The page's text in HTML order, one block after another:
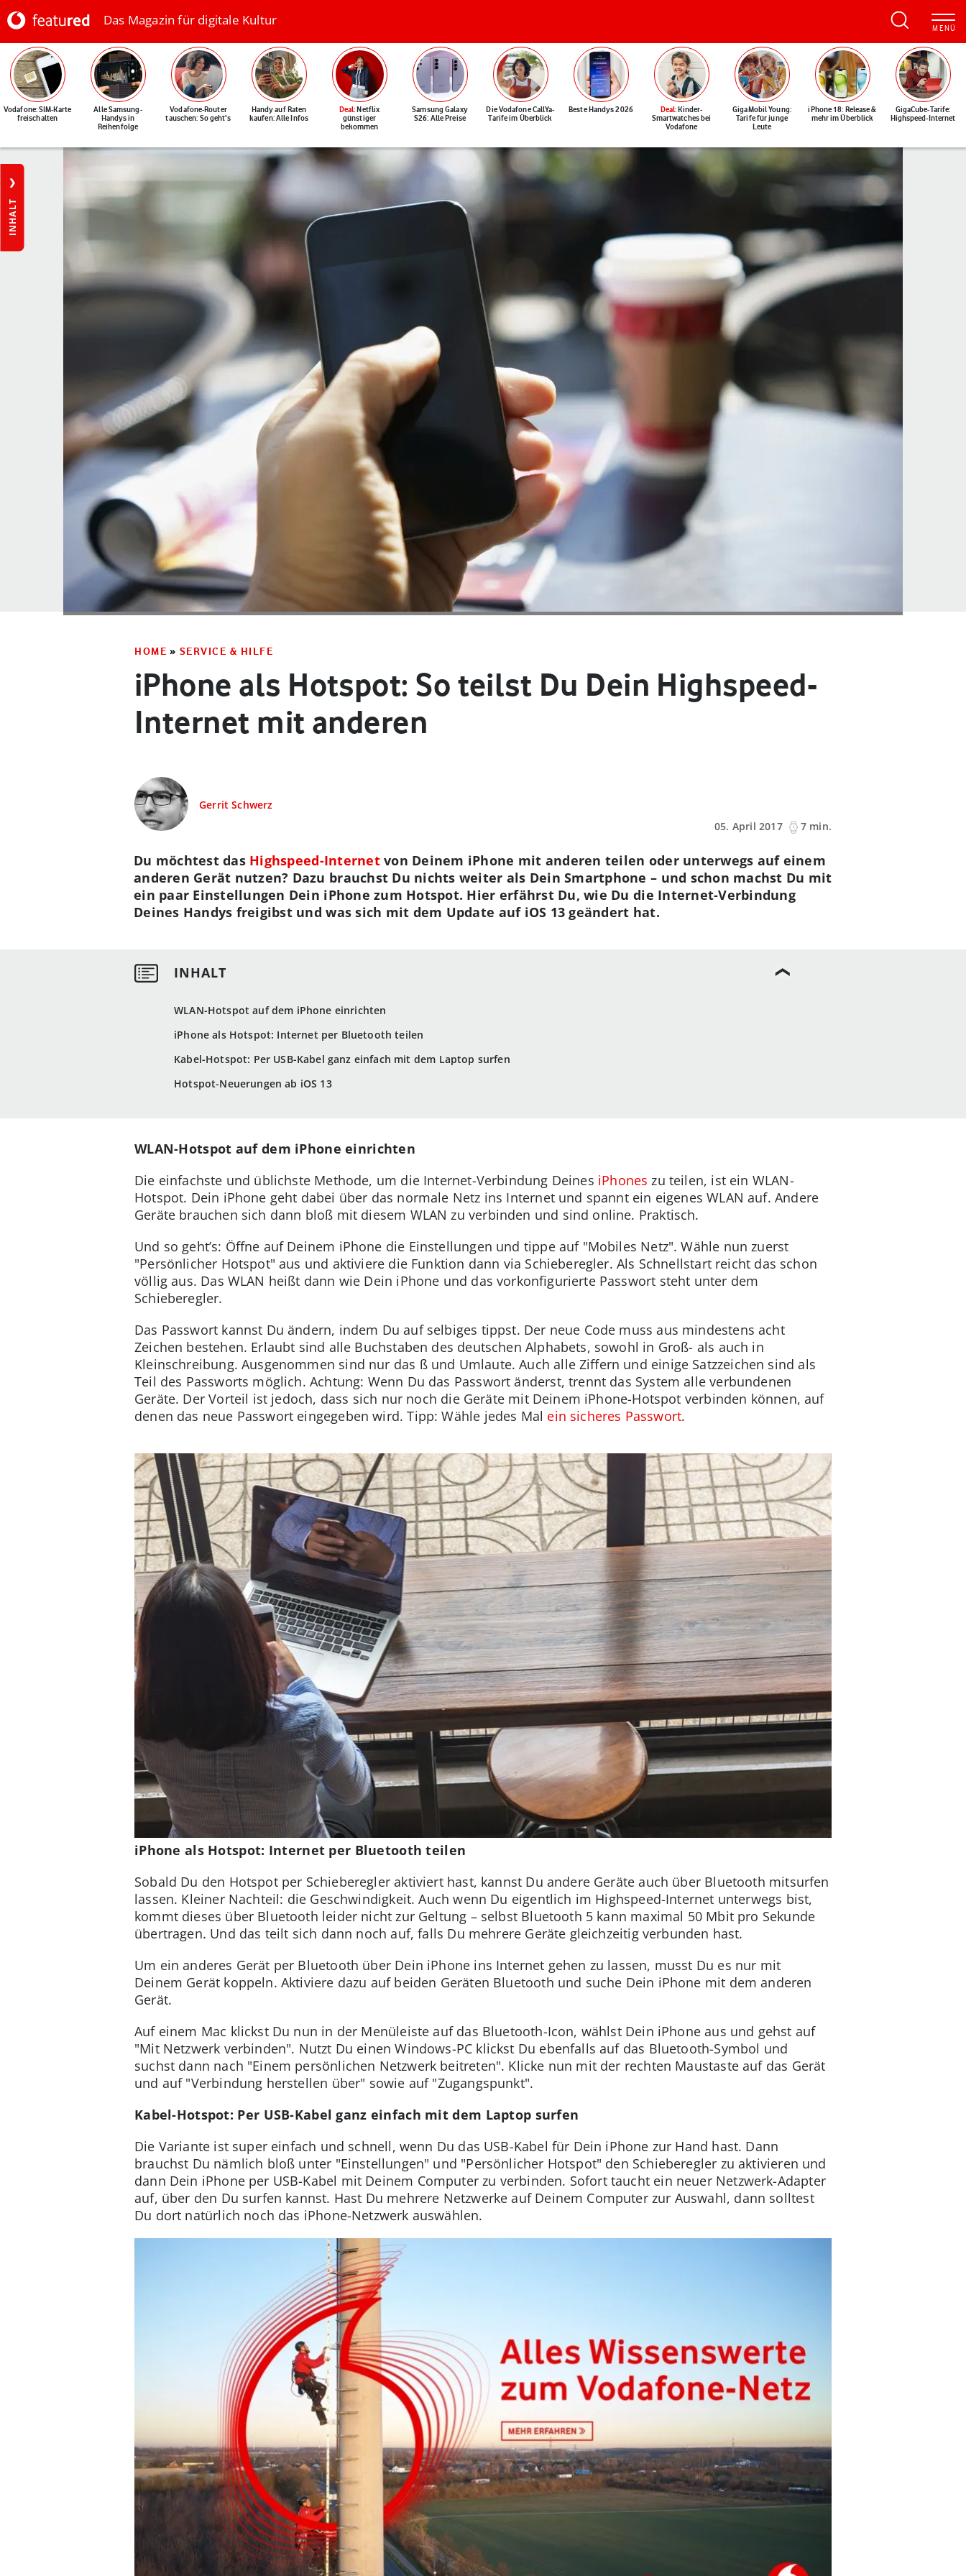
Das Magazin für digitale Kultur
Vodafone: SIM-Karte
freischalten
Alle Samsung-
Handys in
Reihenfolge
Vodafone-Router
tauschen: So geht's
Handy auf Raten
kaufen: Alle Infos
Deal: Netflix
günstiger
bekommen
Samsung Galaxy
S26: Alle Preise
Die Vodafone CallYa-
Tarife im Überblick
Beste Handys 2026 Deal: Kinder-
Smartwatches bei
Vodafone
GigaMobil Young:
Tarife für junge
Leute
iPhone 18: Release &
mehr im Überblick
GigaCube-Tarife:
Highspeed-Internet
INHALT
HOME » SERVICE & HILFE
iPhone als Hotspot: So teilst Du Dein Highspeed-
Internet mit anderen
Gerrit Schwerz
05. April 2017
7 min.
WLAN-Hotspot auf dem iPhone einrichten
iPhone als Hotspot: Internet per Bluetooth teilen
Kabel-Hotspot: Per USB-Kabel ganz einfach mit dem Laptop surfen
Hotspot-Neuerungen ab iOS 13
Du möchtest das Highspeed-Internetvon Deinem iPhone mit anderen teilen oder unterwegs auf einem
anderen Gerät nutzen? Dazu brauchst Du nichts weiter als Dein Smartphone – und schon machst Du mit
ein paar Einstellungen Dein iPhone zum Hotspot. Hier erfährst Du, wie Du die Internet-Verbindung
Deines Handys freigibst und was sich mit dem Update auf iOS 13 geändert hat.
WLAN-Hotspot auf dem iPhone einrichten
Die einfachste und üblichste Methode, um die Internet-Verbindung Deines iPhones zu teilen, ist ein WLAN-
Hotspot. Dein iPhone geht dabei über das normale Netz ins Internet und spannt ein eigenes WLAN auf. Andere
Geräte brauchen sich dann bloß mit diesem WLAN zu verbinden und sind online. Praktisch.
Und so geht’s: Öffne auf Deinem iPhone die Einstellungen und tippe auf "Mobiles Netz". Wähle nun zuerst
"Persönlicher Hotspot" aus und aktiviere die Funktion dann via Schieberegler. Als Schnellstart reicht das schon
völlig aus. Das WLAN heißt dann wie Dein iPhone und das vorkonfigurierte Passwort steht unter dem
Schieberegler.
Das Passwort kannst Du ändern, indem Du auf selbiges tippst. Der neue Code muss aus mindestens acht
Zeichen bestehen. Erlaubt sind alle Buchstaben des deutschen Alphabets, sowohl in Groß- als auch in
Kleinschreibung. Ausgenommen sind nur das ß und Umlaute. Auch alle Ziffern und einige Satzzeichen sind als
Teil des Passworts möglich. Achtung: Wenn Du das Passwort änderst, trennt das System alle verbundenen
Geräte. Der Vorteil ist jedoch, dass sich nur noch die Geräte mit Deinem iPhone-Hotspot verbinden können, auf
denen das neue Passwort eingegeben wird. Tipp: Wähle jedes Mal ein sicheres Passwort.
iPhone als Hotspot: Internet per Bluetooth teilen
Sobald Du den Hotspot per Schieberegler aktiviert hast, kannst Du andere Geräte auch über Bluetooth mitsurfen
lassen. Kleiner Nachteil: die Geschwindigkeit. Auch wenn Du eigentlich im Highspeed-Internet unterwegs bist,
kommt dieses über Bluetooth leider nicht zur Geltung – selbst Bluetooth 5 kann maximal 50 Mbit pro Sekunde
übertragen. Und das teilt sich dann noch auf, falls Du mehrere Geräte gleichzeitig verbunden hast.
Um ein anderes Gerät per Bluetooth über Dein iPhone ins Internet gehen zu lassen, musst Du es nur mit
Deinem Gerät koppeln. Aktiviere dazu auf beiden Geräten Bluetooth und suche Dein iPhone mit dem anderen
Gerät.
Auf einem Mac klickst Du nun in der Menüleiste auf das Bluetooth-Icon, wählst Dein iPhone aus und gehst auf
"Mit Netzwerk verbinden". Nutzt Du einen Windows-PC klickst Du ebenfalls auf das Bluetooth-Symbol und
suchst dann nach "Einem persönlichen Netzwerk beitreten". Klicke nun mit der rechten Maustaste auf das Gerät
und auf "Verbindung herstellen über" sowie auf "Zugangspunkt".
Kabel-Hotspot: Per USB-Kabel ganz einfach mit dem Laptop surfen
Die Variante ist super einfach und schnell, wenn Du das USB-Kabel für Dein iPhone zur Hand hast. Dann
brauchst Du nämlich bloß unter "Einstellungen" und "Persönlicher Hotspot" den Schieberegler zu aktivieren und
dann Dein iPhone per USB-Kabel mit Deinem Computer zu verbinden. Sofort taucht ein neuer Netzwerk-Adapter
auf, über den Du surfen kannst. Hast Du mehrere Netzwerke auf Deinem Computer zur Auswahl, dann solltest
Du dort natürlich noch das iPhone-Netzwerk auswählen.